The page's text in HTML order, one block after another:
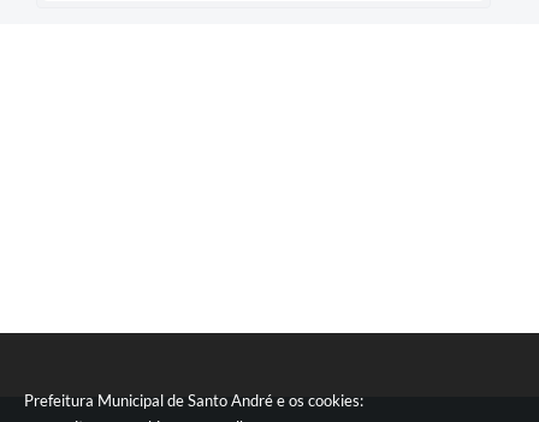
Prefeitura Municipal de Santo André e os cookies: